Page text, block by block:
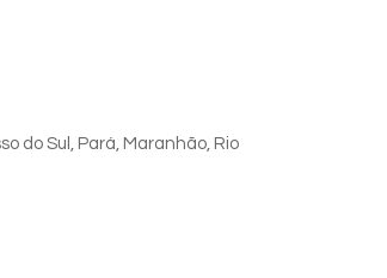
do Sul, Pará, Maranhão, Rio